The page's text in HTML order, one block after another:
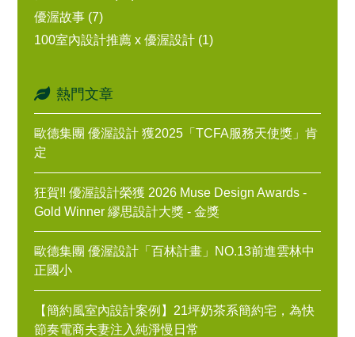
優渥故事 (7)
100室內設計推薦 x 優渥設計 (1)
熱門文章
歐德集團 優渥設計 獲2025「TCFA服務天使獎」肯
定
狂賀!! 優渥設計榮獲 2026 Muse Design Awards -
Gold Winner 繆思設計大獎 - 金獎
歐德集團 優渥設計「百林計畫」NO.13前進雲林中
正國小
【簡約風室內設計案例】21坪奶茶系簡約宅，為快
節奏電商夫妻注入純淨慢日常